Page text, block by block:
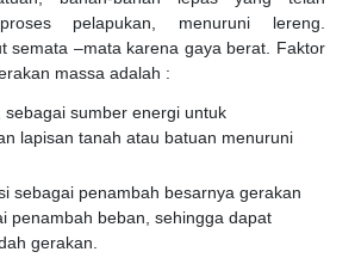
pelapukan, menuruni lereng.
semata –mata karena gaya berat. Faktor
massa adalah :
sebagai sumber energi untuk
lapisan tanah atau batuan menuruni
sebagai penambah besarnya gerakan
penambah beban, sehingga dapat
gerakan.